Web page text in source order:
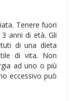
Tenere fuori
anni di età. Gli
di una dieta
di vita. Non
ad uno o più
eccessivo può